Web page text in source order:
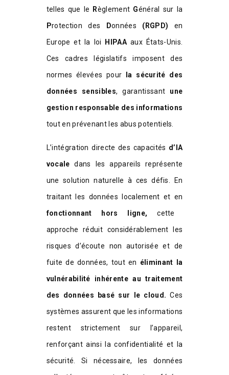
telles que le
Règlement Général sur la
Protection des Données (RGPD) en
Europe et la loi
HIPAA aux États-Unis.
Ces cadres législatifs imposent des
normes élevées pour la sécurité des
données sensibles, garantissant une
gestion responsable des informations
tout en prévenant les abus potentiels.
L’intégration directe des capacités d’IA
vocale dans les appareils représente
une solution naturelle à ces défis. En
traitant les données localement et en
fonctionnant hors ligne, cette
approche réduit considérablement les
risques d’écoute non autorisée et de
fuite de données, tout en éliminant la
vulnérabilité inhérente au traitement
des données basé sur le cloud. Ces
systèmes assurent que les informations
restent strictement sur l’appareil,
renforçant ainsi la confidentialité et la
sécurité. Si nécessaire, les données